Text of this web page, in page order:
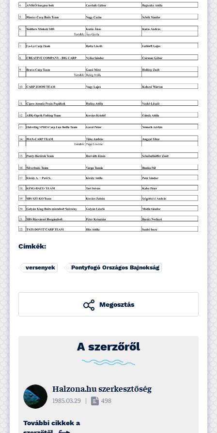
Címkék:
versenyek Pontyfogó Országos Bajnokság
Megosztás
A szerzőről
Halzona.hu szerkesztőség
1985.03.29 498
További cikkek a